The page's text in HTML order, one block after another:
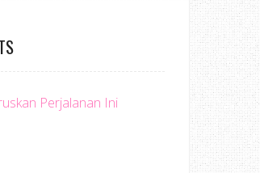
Perjalanan Ini